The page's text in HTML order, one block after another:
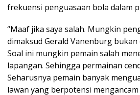
frekuensi penguasaan bola dalam
“Maaf jika saya salah. Mungkin
dimaksud Gerald Vanenburg bukan
Soal ini mungkin pemain salah
lapangan. Sehingga permainan
Seharusnya pemain banyak
lawan yang berpotensi